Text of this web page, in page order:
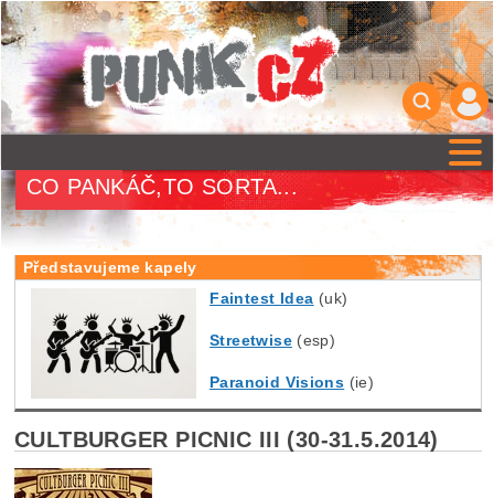
CO PANKÁČ,TO SORTA...
Představujeme kapely
Faintest Idea (uk)
Streetwise(esp)
Paranoid Visions (ie)
CULTBURGER PICNIC III (30-31.5.2014)